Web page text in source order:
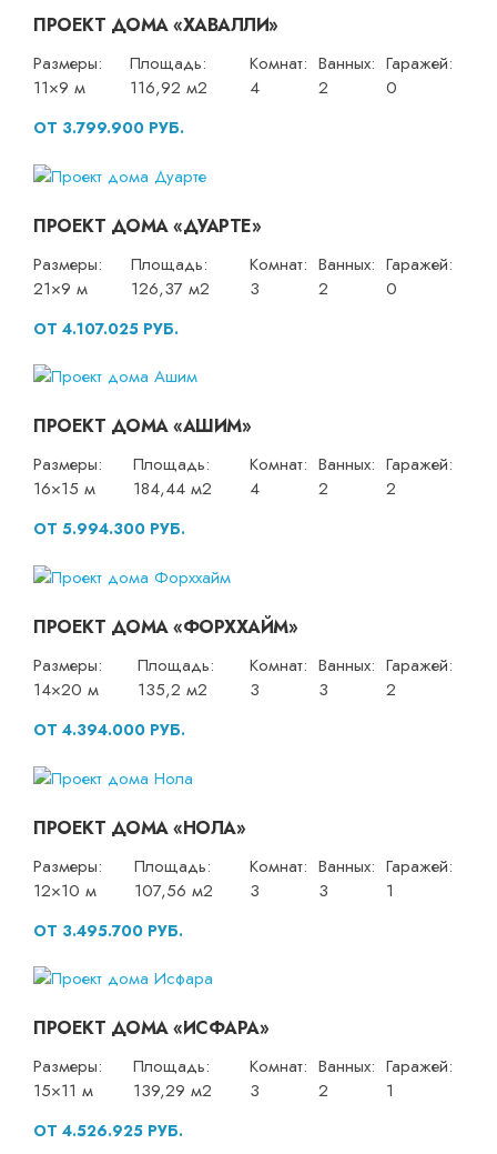
ПРОЕКТ ДОМА «ХАВАЛЛИ»
Размеры:
11×9 м
Площадь:
116,92 м2
Комнат:
4
Ванных:
2
Гаражей:
0
ОТ 3.799.900 РУБ.
ПРОЕКТ ДОМА «ДУАРТЕ»
Размеры:
21×9 м
Площадь:
126,37 м2
Комнат:
3
Ванных:
2
Гаражей:
0
ОТ 4.107.025 РУБ.
ПРОЕКТ ДОМА «АШИМ»
Размеры:
16×15 м
Площадь:
184,44 м2
Комнат:
4
Ванных:
2
Гаражей:
2
ОТ 5.994.300 РУБ.
ПРОЕКТ ДОМА «ФОРХХАЙМ»
Размеры:
14×20 м
Площадь:
135,2 м2
Комнат:
3
Ванных:
3
Гаражей:
2
ОТ 4.394.000 РУБ.
ПРОЕКТ ДОМА «НОЛА»
Размеры:
12×10 м
Площадь:
107,56 м2
Комнат:
3
Ванных:
3
Гаражей:
1
ОТ 3.495.700 РУБ.
ПРОЕКТ ДОМА «ИСФАРА»
Размеры:
15×11 м
Площадь:
139,29 м2
Комнат:
3
Ванных:
2
Гаражей:
1
ОТ 4.526.925 РУБ.